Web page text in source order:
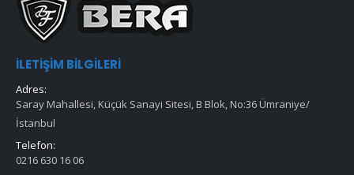
İLETIŞIM BILGILERI
Adres:
Saray Mahallesi, Küçük Sanayi Sitesi, B Blok, No:36 Ümraniye/
İstanbul
Telefon:
0216 630 16 06